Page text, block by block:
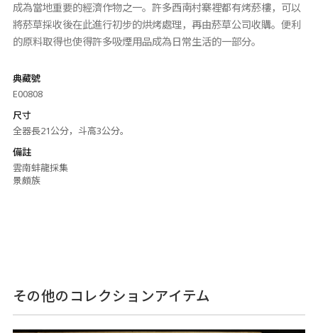
成為當地重要的經濟作物之一。許多西南村寨裡都有烤菸樓，可以
將菸草採收後在此進行初步的烘烤處理，再由菸草公司收購。便利
的原料取得也使得許多吸煙用品成為日常生活的一部分。
典藏號
E00808
尺寸
全器長21公分，斗高3公分。
備註
雲南蚌龍採集
景頗族
その他のコレクションアイテム